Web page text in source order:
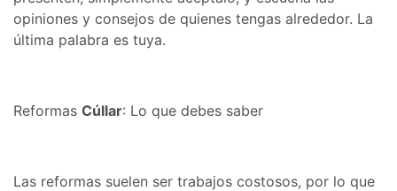
opiniones y consejos de quienes tengas alrededor. La
última palabra es tuya.
Reformas Cúllar: Lo que debes saber
Las reformas suelen ser trabajos costosos, por lo que